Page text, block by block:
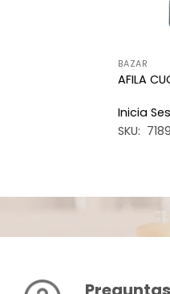
BAZAR
AFILA
Inicia
SKU: 7189